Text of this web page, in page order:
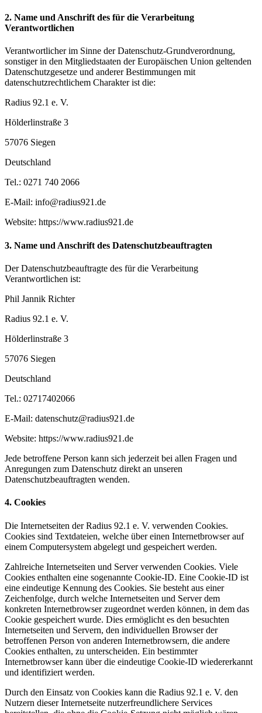
2. Name und Anschrift des für die Verarbeitung
Verantwortlichen
Verantwortlicher im Sinne der Datenschutz-Grundverordnung,
sonstiger in den Mitgliedstaaten der Europäischen Union geltenden
Datenschutzgesetze und anderer Bestimmungen mit
datenschutzrechtlichem Charakter ist die:
Radius 92.1 e. V.
Hölderlinstraße 3
57076 Siegen
Deutschland
Tel.: 0271 740 2066
E-Mail: info@radius921.de
Website: https://www.radius921.de
3. Name und Anschrift des Datenschutzbeauftragten
Der Datenschutzbeauftragte des für die Verarbeitung
Verantwortlichen ist:
Phil Jannik Richter
Radius 92.1 e. V.
Hölderlinstraße 3
57076 Siegen
Deutschland
Tel.: 02717402066
E-Mail: datenschutz@radius921.de
Website: https://www.radius921.de
Jede betroffene Person kann sich jederzeit bei allen Fragen und
Anregungen zum Datenschutz direkt an unseren
Datenschutzbeauftragten wenden.
4. Cookies
Die Internetseiten der Radius 92.1 e. V. verwenden Cookies.
Cookies sind Textdateien, welche über einen Internetbrowser auf
einem Computersystem abgelegt und gespeichert werden.
Zahlreiche Internetseiten und Server verwenden Cookies. Viele
Cookies enthalten eine sogenannte Cookie-ID. Eine Cookie-ID ist
eine eindeutige Kennung des Cookies. Sie besteht aus einer
Zeichenfolge, durch welche Internetseiten und Server dem
konkreten Internetbrowser zugeordnet werden können, in dem das
Cookie gespeichert wurde. Dies ermöglicht es den besuchten
Internetseiten und Servern, den individuellen Browser der
betroffenen Person von anderen Internetbrowsern, die andere
Cookies enthalten, zu unterscheiden. Ein bestimmter
Internetbrowser kann über die eindeutige Cookie-ID wiedererkannt
und identifiziert werden.
Durch den Einsatz von Cookies kann die Radius 92.1 e. V. den
Nutzern dieser Internetseite nutzerfreundlichere Services